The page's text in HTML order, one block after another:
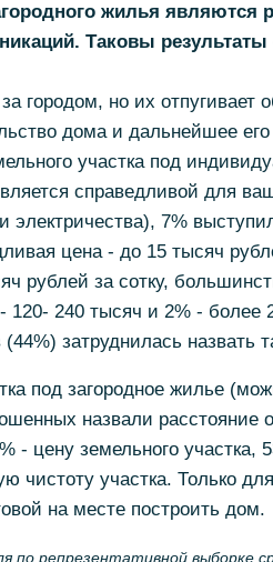
жилья являются
Таковы результаты
городом, но их отпугивает
дома и дальнейшее
участка под
справедливой для
электричества), 7%
цена - до 15 тысяч
рублей за сотку,
120- 240 тысяч и 2% - более
затруднилась назвать
под загородное жилье
назвали расстояние
- цену земельного участка,
чистоту участка. Только
на месте построить дом.
репрезентативной выборке